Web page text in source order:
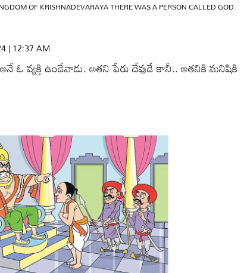
OF KRISHNADEVARAYA THERE WAS A PERSON CALLED GOD.
| 12:37 AM
ఓ వ్యక్తి ఉండేవాడు. అతని పేరు దేవుడే కానీ.. అతనికి మనిషికి